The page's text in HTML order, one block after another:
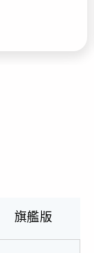
旗艦版